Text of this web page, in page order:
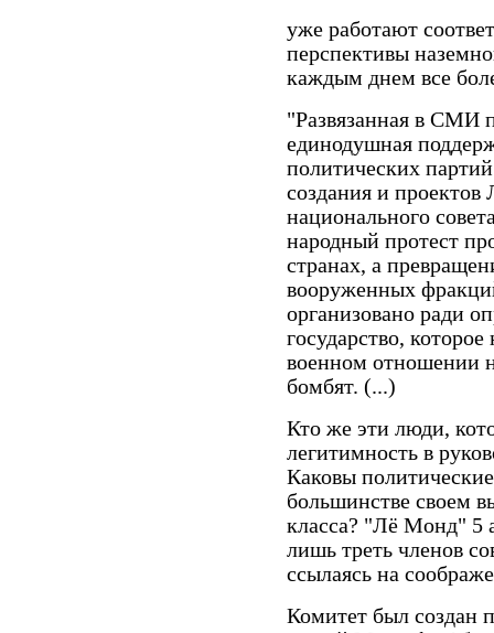
уже работают
перспективы
каждым днем все
"Развязанная в СМИ
единодушная
политических
создания и проектов
национального
народный протест
странах, а
вооруженных
организовано ради
государство,
военном отношении
бомбят. (...)
Кто же эти люди,
легитимность в
Каковы
большинстве своем
класса? "Лё Монд" 5
лишь треть членов
ссылаясь на
Комитет был создан